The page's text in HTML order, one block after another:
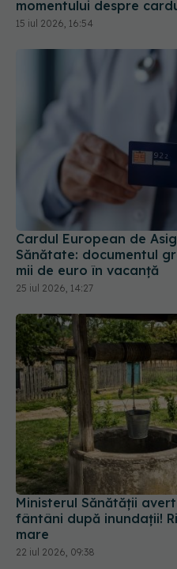
momentului despre
15 iul 2026, 16:54
Cardul European de
Sănătate: documentul
mii de euro în vacanță
25 iul 2026, 14:27
Ministerul Sănătății
fântâni după inundații!
mare
22 iul 2026, 09:38